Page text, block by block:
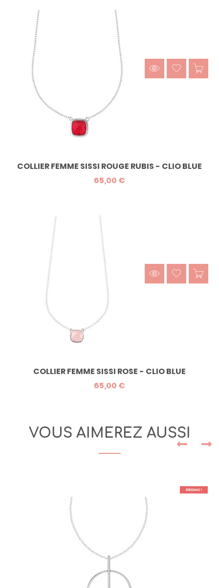
COLLIER FEMME SISSI ROUGE RUBIS - CLIO BLUE
65,00 €
COLLIER FEMME SISSI ROSE - CLIO BLUE
65,00 €
VOUS AIMEREZ AUSSI
PROMO !